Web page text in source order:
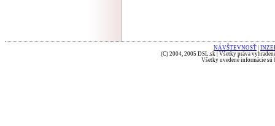
NÁVŠTEVNOSŤ
(C) 2004, 2005 DSL.sk | Všetky práva
Všetky uvedené informácie sú